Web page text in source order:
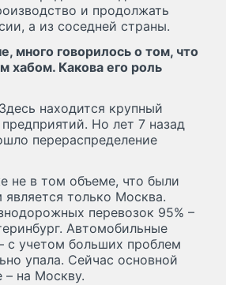
и продолжать
а из соседней страны.
много говорилось о том, что
хабом. Какова его роль
находится крупный
Но лет 7 назад
перераспределение
не в том объеме, что были
только Москва.
перевозок 95% –
Автомобильные
с учетом больших проблем
упала. Сейчас основной
– на Москву.